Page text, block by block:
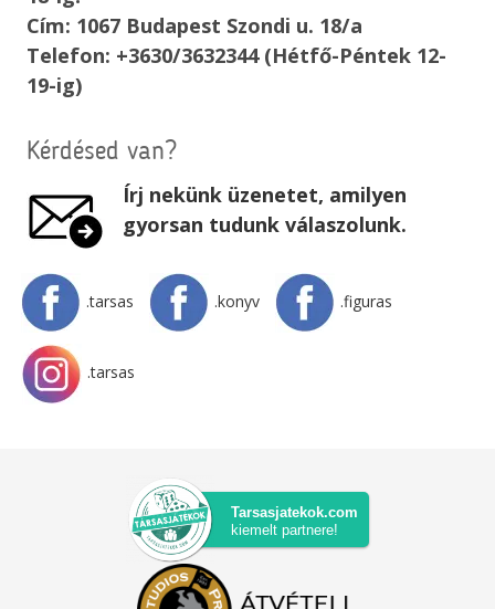
Cím: 1067 Budapest Szondi u. 18/a
Telefon: +3630/3632344 (Hétfő-Péntek 12-
19-ig)
Kérdésed van?
Írj nekünk üzenetet, amilyen
gyorsan tudunk válaszolunk.
.tarsas .konyv .figuras
.tarsas
Tarsasjatekok.com
kiemelt partnere!